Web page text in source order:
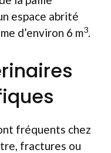
espace abrité
d’environ 6 m3.
fréquents chez
fractures ou